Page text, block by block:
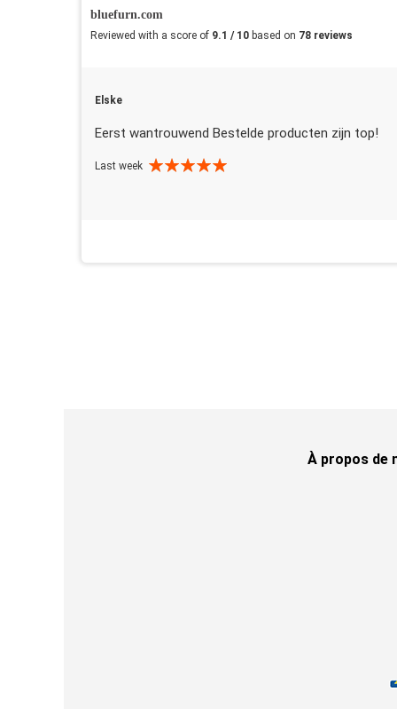
bluefurn.com
Reviewed with a score of 9.1 / 10 based on 78 reviews
Elske
Eerst wantrouwend Bestelde producten zijn top!
Last week
À propos de